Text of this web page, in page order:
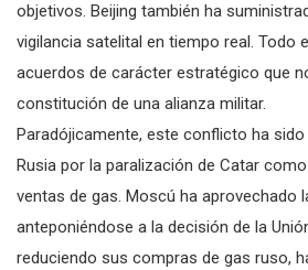
objetivos. Beijing también ha
vigilancia satelital en tiempo real. Todo
acuerdos de carácter estratégico que
constitución de una alianza militar.
Paradójicamente, este conflicto ha sido
Rusia por la paralización de Catar
ventas de gas. Moscú ha aprovechado
anteponiéndose a la decisión de la
reduciendo sus compras de gas ruso,